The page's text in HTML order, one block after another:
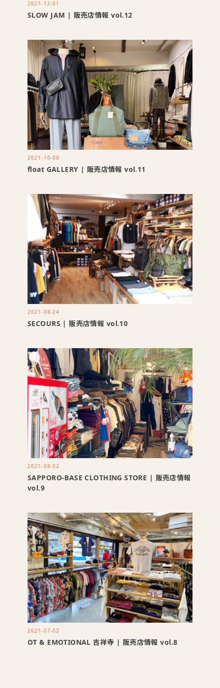
2021-12-01
SLOW JAM | 販売店情報 vol.12
2021-10-08
float GALLERY | 販売店情報 vol.11
2021-08-24
SECOURS | 販売店情報 vol.10
2021-08-02
SAPPORO-BASE CLOTHING STORE | 販売店情報
vol.9
2021-07-02
OT & EMOTIONAL 吉祥寺 | 販売店情報 vol.8